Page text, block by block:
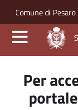
Salta al
Skip to site
Comune di Pesaro
Per